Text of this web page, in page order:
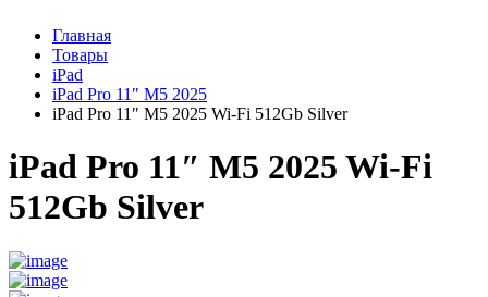
Главная
Товары
iPad
iPad Pro 11″ M5 2025
iPad Pro 11″ M5 2025 Wi-Fi 512Gb Silver
iPad Pro 11″ M5 2025 Wi-Fi
512Gb Silver